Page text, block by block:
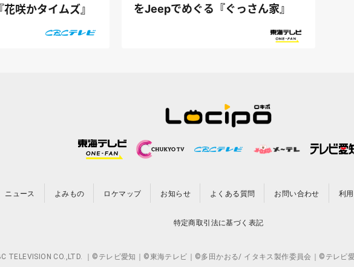
咲かタイムズ』
をJeepでめぐる『ぐっさん家』
ニュース よみもの ロケマップ お知らせ よくある質問 お問い合わせ 利
特定商取引法に基づく表記
CO.,LTD. ｜©テレビ愛知｜©東海テレビ｜©多田かおる/ イタキス製作委員会｜©テレビ